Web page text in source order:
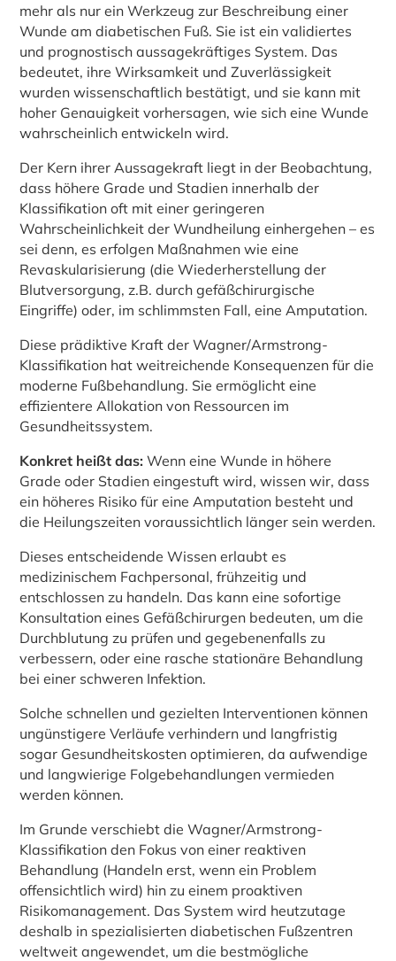
mehr als nur ein Werkzeug zur Beschreibung einer
Wunde am diabetischen Fuß. Sie ist ein validiertes
und prognostisch aussagekräftiges System. Das
bedeutet, ihre Wirksamkeit und Zuverlässigkeit
wurden wissenschaftlich bestätigt, und sie kann mit
hoher Genauigkeit vorhersagen, wie sich eine Wunde
wahrscheinlich entwickeln wird.
Der Kern ihrer Aussagekraft liegt in der Beobachtung,
dass höhere Grade und Stadien innerhalb der
Klassifikation oft mit einer geringeren
Wahrscheinlichkeit der Wundheilung einhergehen – es
sei denn, es erfolgen Maßnahmen wie eine
Revaskularisierung (die Wiederherstellung der
Blutversorgung, z.B. durch gefäßchirurgische
Eingriffe) oder, im schlimmsten Fall, eine Amputation.
Diese prädiktive Kraft der Wagner/Armstrong-
Klassifikation hat weitreichende Konsequenzen für die
moderne Fußbehandlung. Sie ermöglicht eine
effizientere Allokation von Ressourcen im
Gesundheitssystem.
Konkret heißt das: Wenn eine Wunde in höhere
Grade oder Stadien eingestuft wird, wissen wir, dass
ein höheres Risiko für eine Amputation besteht und
die Heilungszeiten voraussichtlich länger sein werden.
Dieses entscheidende Wissen erlaubt es
medizinischem Fachpersonal, frühzeitig und
entschlossen zu handeln. Das kann eine sofortige
Konsultation eines Gefäßchirurgen bedeuten, um die
Durchblutung zu prüfen und gegebenenfalls zu
verbessern, oder eine rasche stationäre Behandlung
bei einer schweren Infektion.
Solche schnellen und gezielten Interventionen können
ungünstigere Verläufe verhindern und langfristig
sogar Gesundheitskosten optimieren, da aufwendige
und langwierige Folgebehandlungen vermieden
werden können.
Im Grunde verschiebt die Wagner/Armstrong-
Klassifikation den Fokus von einer reaktiven
Behandlung (Handeln erst, wenn ein Problem
offensichtlich wird) hin zu einem proaktiven
Risikomanagement. Das System wird heutzutage
deshalb in spezialisierten diabetischen Fußzentren
weltweit angewendet, um die bestmögliche